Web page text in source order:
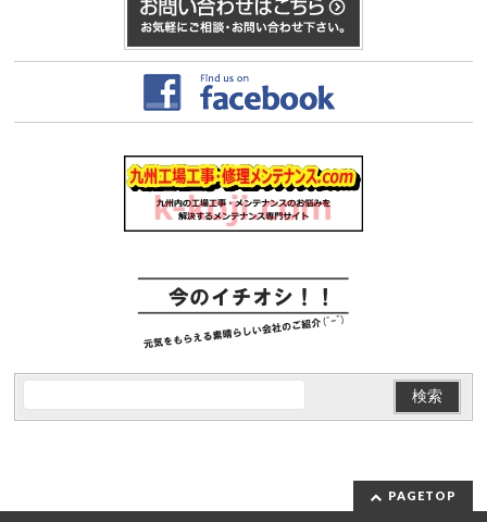
PAGETOP